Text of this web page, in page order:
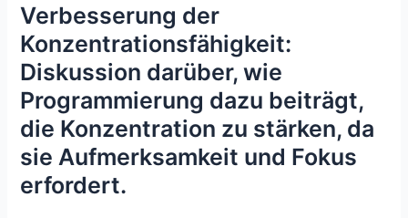
Verbesserung der
Konzentrationsfähigkeit:
Diskussion darüber, wie
Programmierung dazu beiträgt,
die Konzentration zu stärken, da
sie Aufmerksamkeit und Fokus
erfordert.